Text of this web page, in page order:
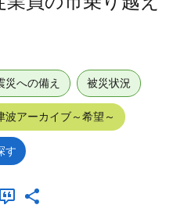
災への備え 被災状況
波アーカイブ～希望～
す